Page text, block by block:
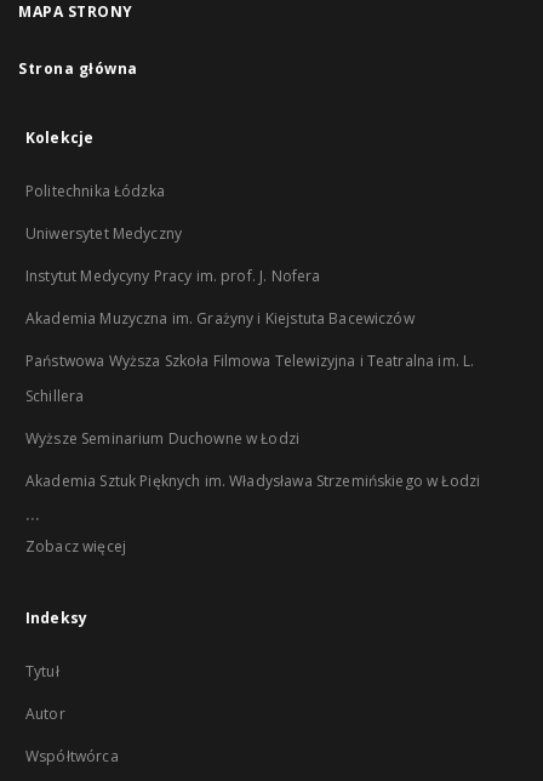
MAPA STRONY
Strona główna
Kolekcje
Politechnika Łódzka
Uniwersytet Medyczny
Instytut Medycyny Pracy im. prof. J. Nofera
Akademia Muzyczna im. Grażyny i Kiejstuta Bacewiczów
Państwowa Wyższa Szkoła Filmowa Telewizyjna i Teatralna im. L.
Schillera
Wyższe Seminarium Duchowne w Łodzi
Akademia Sztuk Pięknych im. Władysława Strzemińskiego w Łodzi
...
Zobacz więcej
Indeksy
Tytuł
Autor
Współtwórca